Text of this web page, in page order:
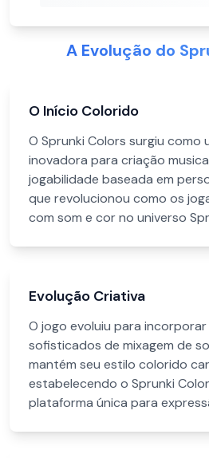
A Evolução do
O Início Colorido
O Sprunki Colors surgiu como
inovadora para criação
jogabilidade baseada em
que revolucionou como os
com som e cor no universo
Evolução Criativa
O jogo evoluiu para
sofisticados de mixagem de
mantém seu estilo colorido
estabelecendo o Sprunki
plataforma única para